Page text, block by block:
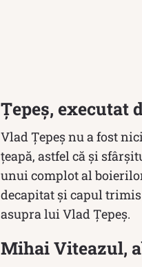
Țepeș, executat
Vlad Țepeș nu a fost
țeapă, astfel că și
unui complot al
decapitat şi capul
asupra lui Vlad Ţepeş.
Mihai Viteazul,